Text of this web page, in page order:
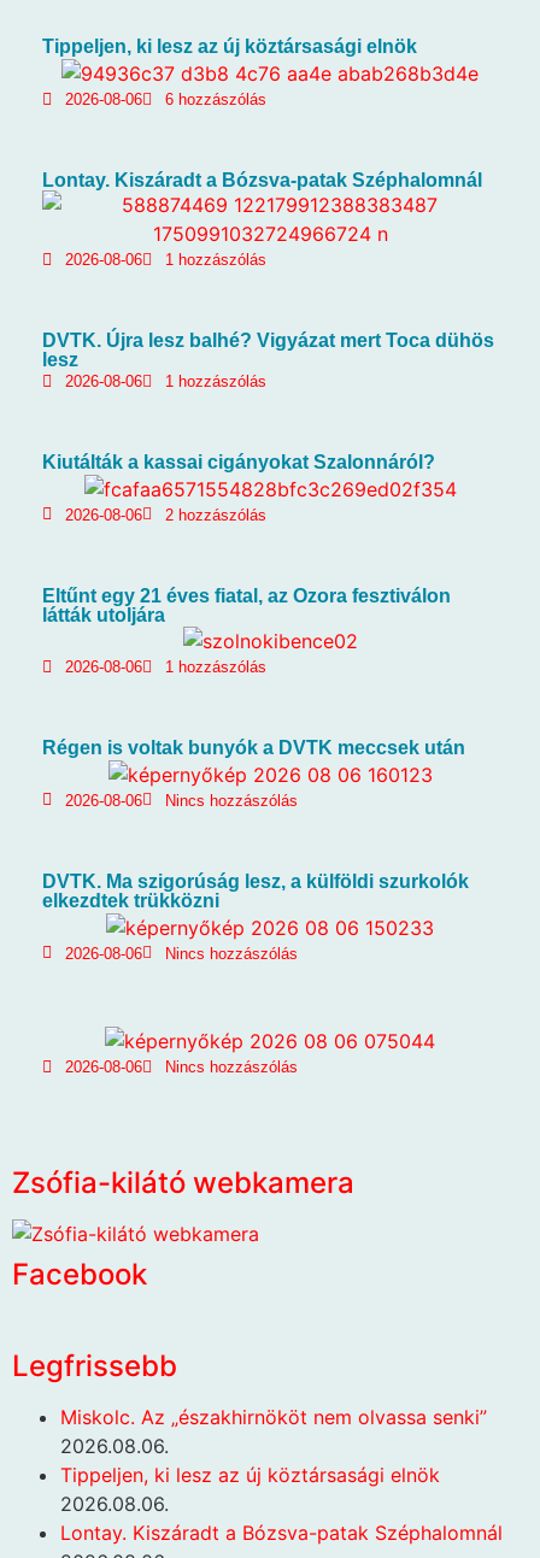
Tippeljen, ki lesz az új köztársasági elnök
2026-08-06 6 hozzászólás
Lontay. Kiszáradt a Bózsva-patak Széphalomnál
2026-08-06 1 hozzászólás
DVTK. Újra lesz balhé? Vigyázat mert Toca dühös
lesz
2026-08-06 1 hozzászólás
Kiutálták a kassai cigányokat Szalonnáról?
2026-08-06 2 hozzászólás
Eltűnt egy 21 éves fiatal, az Ozora fesztiválon
látták utoljára
2026-08-06 1 hozzászólás
Régen is voltak bunyók a DVTK meccsek után
2026-08-06 Nincs hozzászólás
DVTK. Ma szigorúság lesz, a külföldi szurkolók
elkezdtek trükközni
2026-08-06 Nincs hozzászólás
2026-08-06 Nincs hozzászólás
Zsófia-kilátó webkamera
Facebook
Legfrissebb
Miskolc. Az „északhirnököt nem olvassa senki”
2026.08.06.
Tippeljen, ki lesz az új köztársasági elnök
2026.08.06.
Lontay. Kiszáradt a Bózsva-patak Széphalomnál